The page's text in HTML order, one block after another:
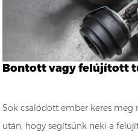
Bontott vagy felújított
Sok csalódott ember keres
után, hogy segítsünk neki a